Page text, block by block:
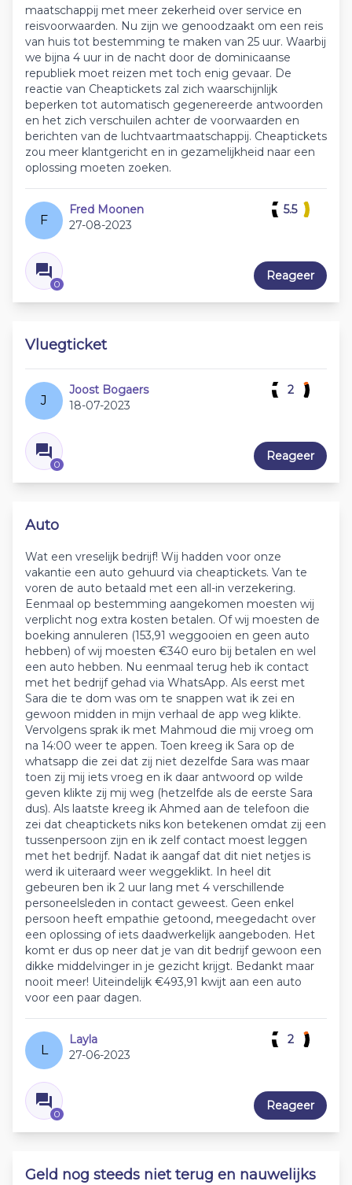
maatschappij met meer zekerheid over service en
reisvoorwaarden. Nu zijn we genoodzaakt om een reis
van huis tot bestemming te maken van 25 uur. Waarbij
we bijna 4 uur in de nacht door de dominicaanse
republiek moet reizen met toch enig gevaar. De
reactie van Cheaptickets zal zich waarschijnlijk
beperken tot automatisch gegenereerde antwoorden
en het zich verschuilen achter de voorwaarden en
berichten van de luchtvaartmaatschappij. Cheaptickets
zou meer klantgericht en in gezamelijkheid naar een
oplossing moeten zoeken.
F
Fred Moonen
27-08-2023
0
5.5
Reageer
Vluegticket
J
Joost Bogaers
18-07-2023
0
2
Reageer
Auto
Wat een vreselijk bedrijf! Wij hadden voor onze
vakantie een auto gehuurd via cheaptickets. Van te
voren de auto betaald met een all-in verzekering.
Eenmaal op bestemming aangekomen moesten wij
verplicht nog extra kosten betalen. Of wij moesten de
boeking annuleren (153,91 weggooien en geen auto
hebben) of wij moesten €340 euro bij betalen en wel
een auto hebben. Nu eenmaal terug heb ik contact
met het bedrijf gehad via WhatsApp. Als eerst met
Sara die te dom was om te snappen wat ik zei en
gewoon midden in mijn verhaal de app weg klikte.
Vervolgens sprak ik met Mahmoud die mij vroeg om
na 14:00 weer te appen. Toen kreeg ik Sara op de
whatsapp die zei dat zij niet dezelfde Sara was maar
toen zij mij iets vroeg en ik daar antwoord op wilde
geven klikte zij mij weg (hetzelfde als de eerste Sara
dus). Als laatste kreeg ik Ahmed aan de telefoon die
zei dat cheaptickets niks kon betekenen omdat zij een
tussenpersoon zijn en ik zelf contact moest leggen
met het bedrijf. Nadat ik aangaf dat dit niet netjes is
werd ik uiteraard weer weggeklikt. In heel dit
gebeuren ben ik 2 uur lang met 4 verschillende
personeelsleden in contact geweest. Geen enkel
persoon heeft empathie getoond, meegedacht over
een oplossing of iets daadwerkelijk aangeboden. Het
komt er dus op neer dat je van dit bedrijf gewoon een
dikke middelvinger in je gezicht krijgt. Bedankt maar
nooit meer! Uiteindelijk €493,91 kwijt aan een auto
voor een paar dagen.
L
Layla
27-06-2023
0
2
Reageer
Geld nog steeds niet terug en nauwelijks